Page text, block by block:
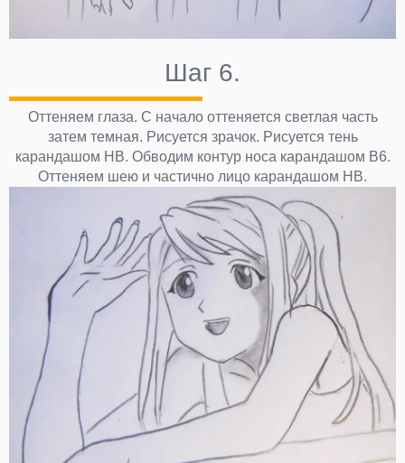
Шаг 6.
Оттеняем глаза. С начало оттеняется светлая часть
затем темная. Рисуется зрачок. Рисуется тень
карандашом НВ. Обводим контур носа карандашом В6.
Оттеняем шею и частично лицо карандашом НВ.